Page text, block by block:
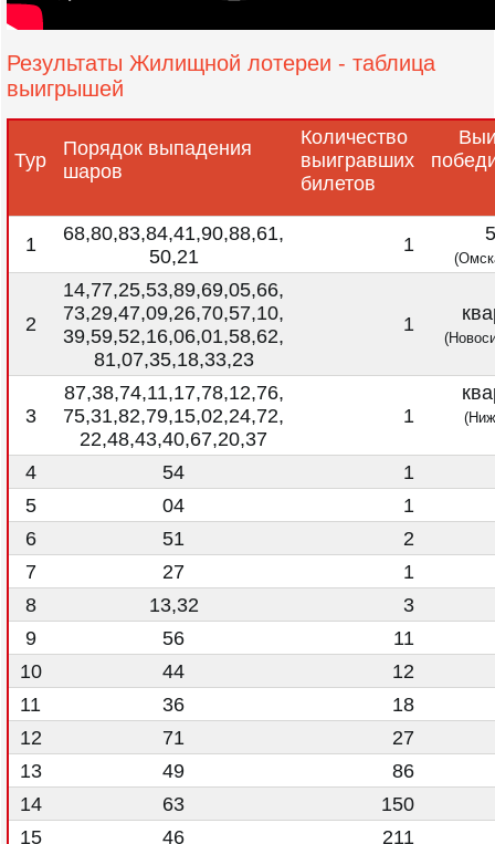
Результаты Жилищной лотереи - таблица
выигрышей
Тур
Порядок выпадения
шаров
Количество
выигравших
билетов
1
68,80,83,84,41,90,88,61,
50,21
1
2
14,77,25,53,89,69,05,66,
73,29,47,09,26,70,57,10,
39,59,52,16,06,01,58,62,
81,07,35,18,33,23
1
3
87,38,74,11,17,78,12,76,
75,31,82,79,15,02,24,72,
22,48,43,40,67,20,37
1
4 54
1
5
04
1
6
51
2
7
27
1
8
13,32
3
9
56
11
10
44
12
11
36
18
12
71
27
13
49
86
14
63
150
15
46
211